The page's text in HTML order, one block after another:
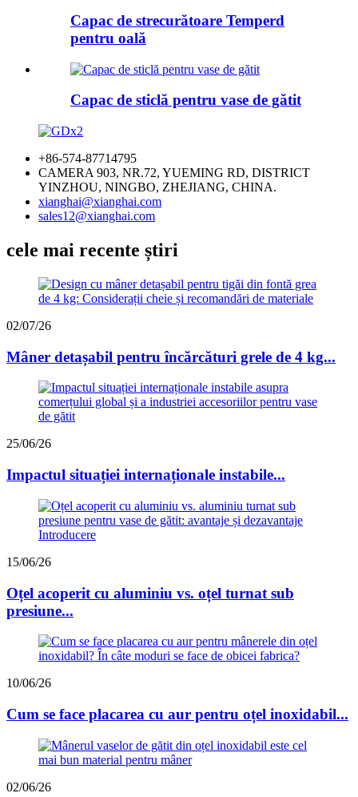
Capac de strecurătoare Temperd
pentru oală
Capac de sticlă pentru vase de gătit
+86-574-87714795
CAMERA 903, NR.72, YUEMING RD, DISTRICT
YINZHOU, NINGBO, ZHEJIANG, CHINA.
xianghai@xianghai.com
sales12@xianghai.com
cele mai recente știri
02/07/26
Mâner detașabil pentru încărcături grele de 4 kg...
25/06/26
Impactul situației internaționale instabile...
15/06/26
Oțel acoperit cu aluminiu vs. oțel turnat sub
presiune...
10/06/26
Cum se face placarea cu aur pentru oțel inoxidabil...
02/06/26